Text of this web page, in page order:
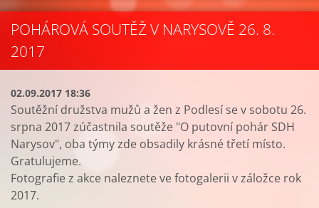
POHÁROVÁ SOUTĚŽ V NARYSOVĚ 26. 8.
2017
02.09.2017 18:36
Soutěžní družstva mužů a žen z Podlesí se v sobotu 26.
srpna 2017 zúčastnila soutěže "O putovní pohár SDH
Narysov", oba týmy zde obsadily krásné třetí místo.
Gratulujeme.
Fotografie z akce naleznete ve fotogalerii v záložce rok
2017.